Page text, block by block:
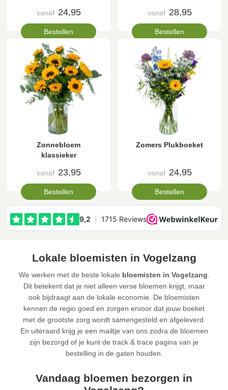
vanaf 24,95
Bestellen
vanaf 28,95
Bestellen
Zonnebloem
klassieker
vanaf 23,95
Bestellen
Zomers Plukboeket
vanaf 24,95
Bestellen
Lokale bloemisten in Vogelzang
We werken met de beste lokale bloemisten in Vogelzang
Dit betekent dat je niet alleen verse bloemen krijgt, maar
ook bijdraagt aan de lokale economie. De bloemisten
kennen de regio goed en zorgen ervoor dat jouw boeket
met de grootste zorg wordt samengesteld en afgeleverd.
En uiteraard krijg je een mailtje van ons zodra de bloemen
zijn bezorgd of je kunt de track & trace pagina van je
bestelling in de gaten houden.
Vandaag bloemen bezorgen in